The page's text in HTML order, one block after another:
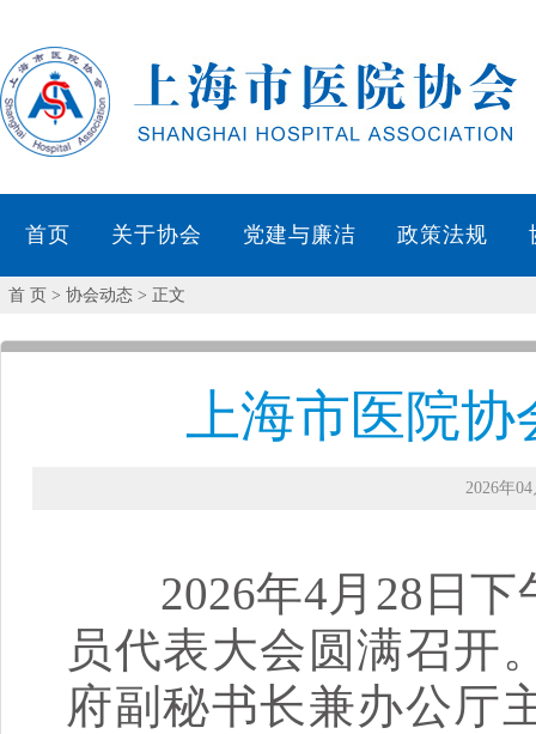
首 页 > 协会动态 > 正文
上海市医院
2026年
2026年4月28日下
员代表大会圆满召开
府副秘书长兼办公厅